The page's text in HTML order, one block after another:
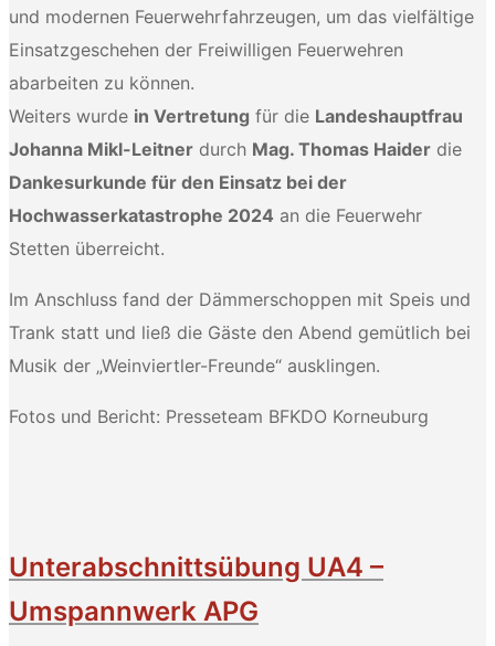
und modernen Feuerwehrfahrzeugen, um das vielfältige
Einsatzgeschehen der Freiwilligen Feuerwehren
abarbeiten zu können.
Weiters wurde in Vertretung für die Landeshauptfrau
Johanna Mikl-Leitner durch Mag. Thomas Haider die
Dankesurkunde für den Einsatz bei der
Hochwasserkatastrophe 2024 an die Feuerwehr
Stetten überreicht.
Im Anschluss fand der Dämmerschoppen mit Speis und
Trank statt und ließ die Gäste den Abend gemütlich bei
Musik der „Weinviertler-Freunde“ ausklingen.
Fotos und Bericht: Presseteam BFKDO Korneuburg
Unterabschnittsübung UA4 –
Umspannwerk APG